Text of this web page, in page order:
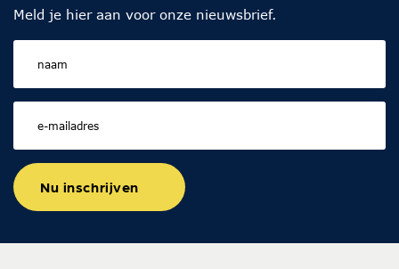
Meld je hier aan voor onze nieuwsbrief.
Nu inschrijven